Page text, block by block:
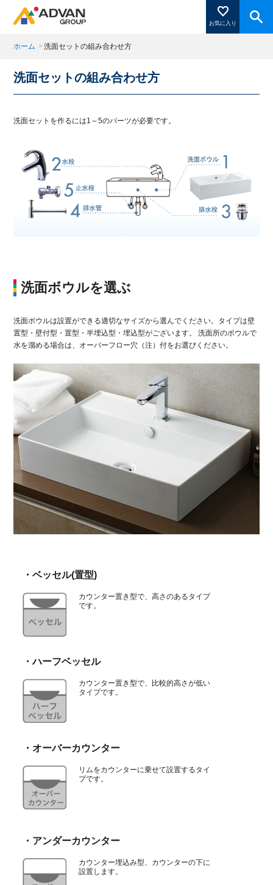
お気に入り
商品ページにある「お気に入り登録」を押すと登録した
商品がここに表示されます。
ホーム >洗面セットの組み合わせ方
洗面セットの組み合わせ方
洗面セットを作るには1～5のパーツが必要です。
洗面ボウルを選ぶ
洗面ボウルは設置ができる適切なサイズから選んでください。タイプは壁
置型・壁付型・置型・半埋込型・埋込型がございます。 洗面所のボウルで
水を溜める場合は、オーバーフロー穴（注）付をお選びください。
・ベッセル(置型)
カウンター置き型で、高さのあるタイプ
です。
・ハーフベッセル
カウンター置き型で、比較的高さが低い
タイプです。
・オーバーカウンター
リムをカウンターに乗せて設置するタイ
プです。
・アンダーカウンター
カウンター埋込み型、カウンターの下に
設置します。